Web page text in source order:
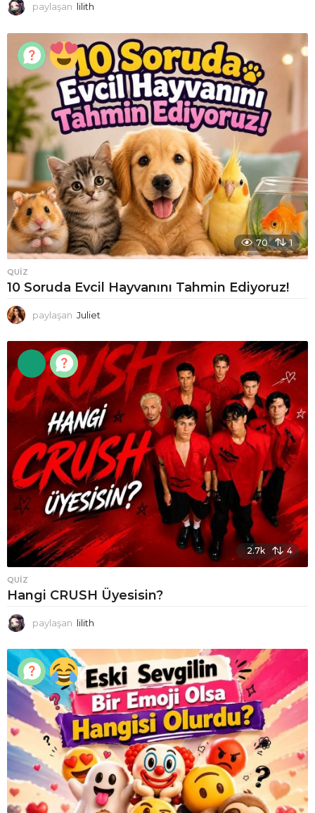
paylaşan lilith
70 1
QUIZ
10 Soruda Evcil Hayvanını Tahmin Ediyoruz!
paylaşan Juliet
2.7k 4
QUIZ
Hangi CRUSH Üyesisin?
paylaşan lilith